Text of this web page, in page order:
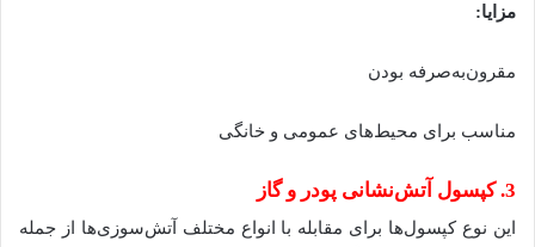
مزایا:
مقرون‌به‌صرفه بودن
مناسب برای محیط‌های عمومی و خانگی
3. کپسول آتش‌نشانی پودر و گاز
این نوع کپسول‌ها برای مقابله با انواع مختلف آتش‌سوزی‌ها از جمله